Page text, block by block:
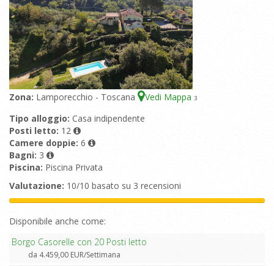
Zona: Lamporecchio - Toscana Vedi Mappa 3
Tipo alloggio: Casa indipendente
Posti letto: 12
Camere doppie: 6
Bagni: 3
Piscina: Piscina Privata
Valutazione: 10/10 basato su 3 recensioni
Disponibile anche come:
Borgo Casorelle con 20 Posti letto
da 4.459,00 EUR/Settimana